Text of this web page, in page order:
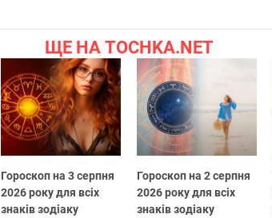
ЩЕ НА TOCHKA.NET
Гороскоп на 3 серпня
2026 року для всіх
знаків зодіаку
Гороскоп на 2 серпня
2026 року для всіх
знаків зодіаку